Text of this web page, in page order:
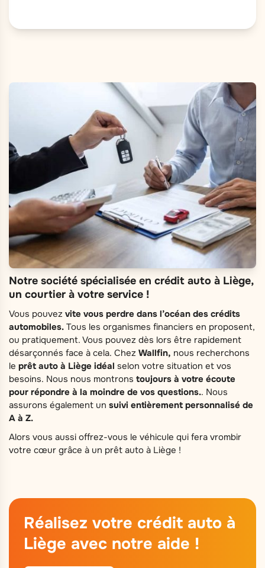
Notre société spécialisée en crédit auto à Liège,
un courtier à votre service !
Vous pouvez vite vous perdre dans l’océan des crédits
automobiles. Tous les organismes financiers en proposent,
ou pratiquement. Vous pouvez dès lors être rapidement
désarçonnés face à cela. Chez Wallfin, nous recherchons
le prêt auto à Liège idéal selon votre situation et vos
besoins. Nous nous montrons toujours à votre écoute
pour répondre à la moindre de vos questions.. Nous
assurons également un suivi entièrement personnalisé de
A à Z.
Alors vous aussi offrez-vous le véhicule qui fera vrombir
votre cœur grâce à un prêt auto à Liège !
Réalisez votre crédit auto à
Liège avec notre aide !